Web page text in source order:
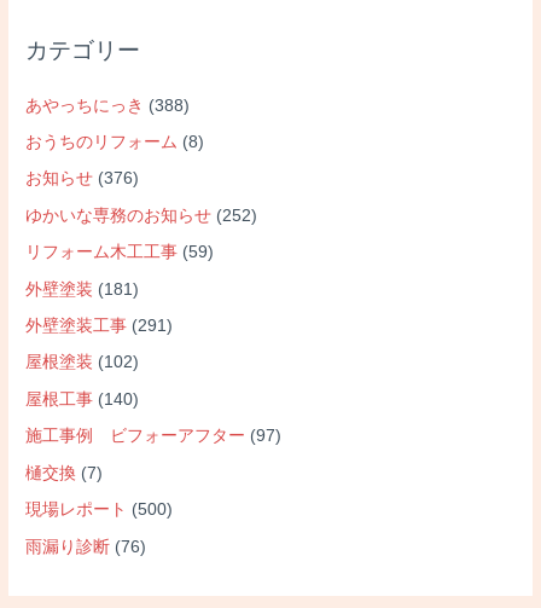
カテゴリー
あやっちにっき (388)
おうちのリフォーム (8)
お知らせ (376)
ゆかいな専務のお知らせ (252)
リフォーム木工工事 (59)
外壁塗装 (181)
外壁塗装工事 (291)
屋根塗装 (102)
屋根工事 (140)
施工事例 ビフォーアフター (97)
樋交換 (7)
現場レポート (500)
雨漏り診断 (76)